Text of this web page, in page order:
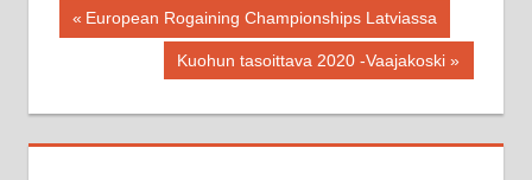
Artikkelien
Previous
European Rogaining Championships Latviassa
Next
Kuohun tasoittava 2020 -Vaajakoski